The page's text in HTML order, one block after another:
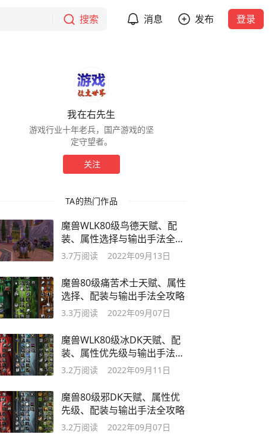
搜索 消息 发布 登录
我在右先生
游戏行业十年老兵，国产游戏的坚
定守望者。
关注
TA的热门作品
魔兽WLK80级鸟德天赋、配
装、属性选择与输出手法全攻
略
3.7万阅读 2022年09月13日
魔兽80级痛苦术士天赋、属性
选择、配装与输出手法全攻略
3.3万阅读 2022年09月07日
魔兽WLK80级冰DK天赋、配
装、属性优先级与输出手法解
析
3.2万阅读 2022年09月11日
魔兽80级邪DK天赋、属性优
先级、配装与输出手法全攻略
3.2万阅读 2022年09月07日